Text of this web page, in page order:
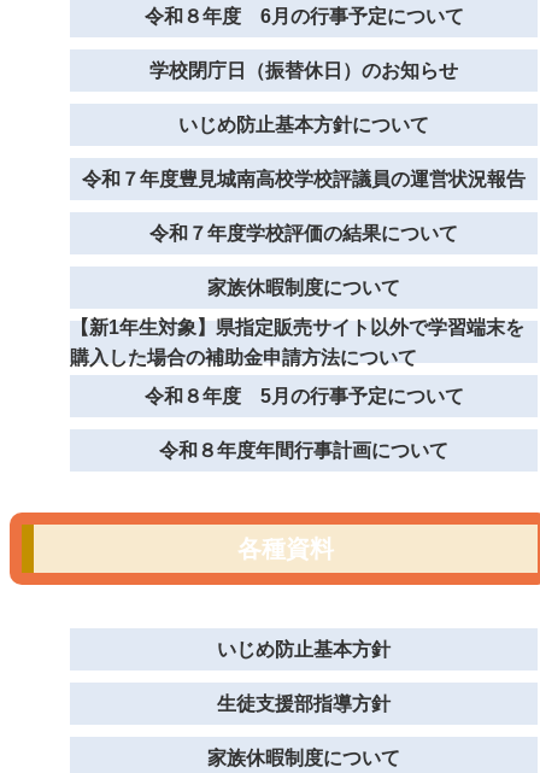
令和８年度 6月の行事予定について
学校閉庁日（振替休日）のお知らせ
いじめ防止基本方針について
令和７年度豊見城南高校学校評議員の運営状況報告
令和７年度学校評価の結果について
家族休暇制度について
【新1年生対象】県指定販売サイト以外で学習端末を
購入した場合の補助金申請方法について
令和８年度 5月の行事予定について
令和８年度年間行事計画について
各種資料
いじめ防止基本方針
生徒支援部指導方針
家族休暇制度について